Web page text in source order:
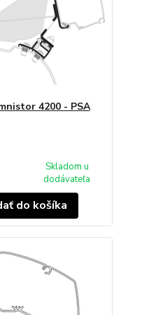
4200 - PSA
Skladom u
dodávateľa
do košíka